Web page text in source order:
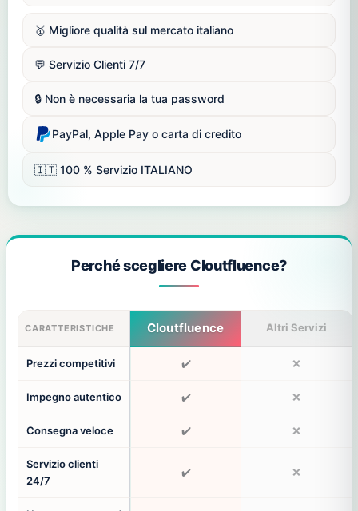
🥇 Migliore qualità sul mercato italiano
💬 Servizio Clienti 7/7
🔒 Non è necessaria la tua password
PayPal, Apple Pay o carta di credito
🇮🇹 100 % Servizio ITALIANO
Perché scegliere Cloutfluence?
CARATTERISTICHE Cloutfluence Altri Servizi
Prezzi competitivi ✔️ ❌
Impegno autentico ✔️ ❌
Consegna veloce ✔️ ❌
Servizio clienti
24/7
✔️ ❌